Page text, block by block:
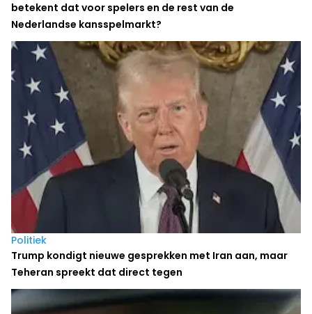
betekent dat voor spelers en de rest van de
Nederlandse kansspelmarkt?
Politiek
Trump kondigt nieuwe gesprekken met Iran aan, maar
Teheran spreekt dat direct tegen